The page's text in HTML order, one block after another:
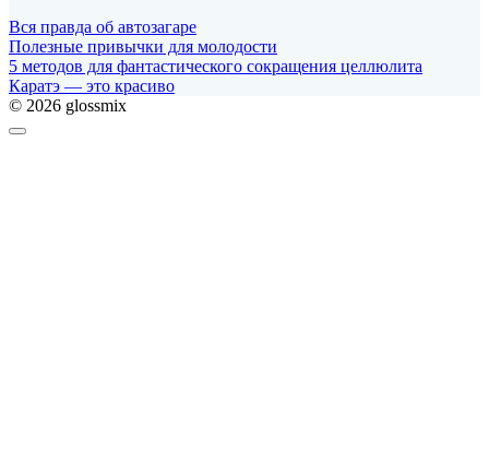
Вся правда об автозагаре
Полезные привычки для молодости
5 методов для фантастического сокращения целлюлита
Каратэ — это красиво
© 2026 glossmix